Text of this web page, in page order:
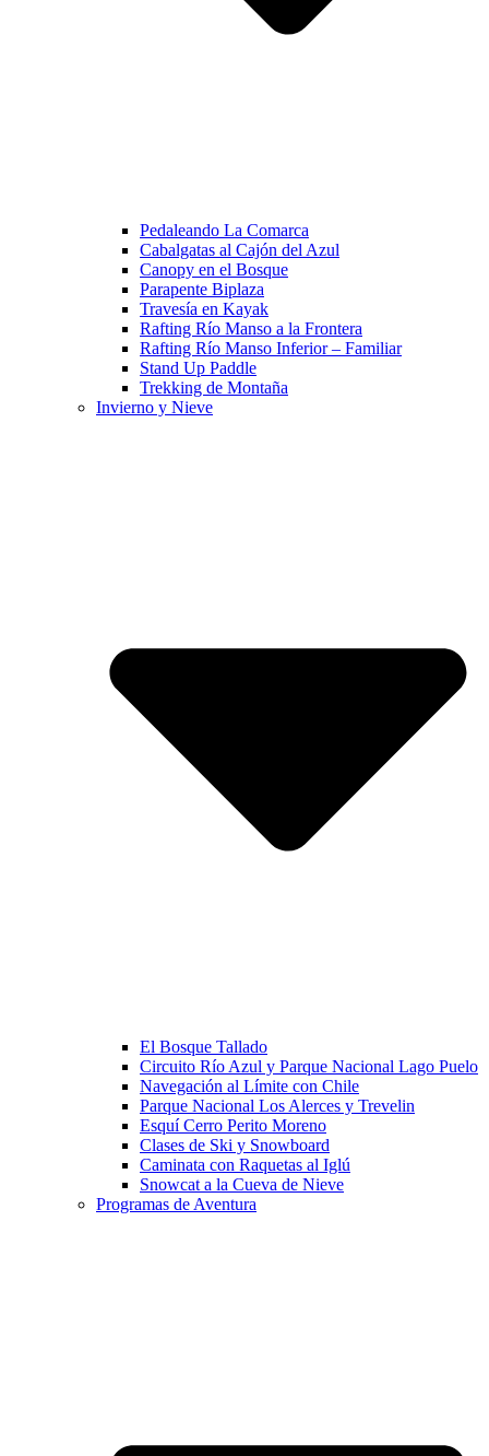
Pedaleando La Comarca
Cabalgatas al Cajón del Azul
Canopy en el Bosque
Parapente Biplaza
Travesía en Kayak
Rafting Río Manso a la Frontera
Rafting Río Manso Inferior – Familiar
Stand Up Paddle
Trekking de Montaña
Invierno y Nieve
El Bosque Tallado
Circuito Río Azul y Parque Nacional Lago Puelo
Navegación al Límite con Chile
Parque Nacional Los Alerces y Trevelin
Esquí Cerro Perito Moreno
Clases de Ski y Snowboard
Caminata con Raquetas al Iglú
Snowcat a la Cueva de Nieve
Programas de Aventura